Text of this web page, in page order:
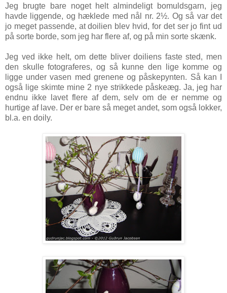
Jeg brugte bare noget helt almindeligt bomuldsgarn, jeg
havde liggende, og hæklede med nål nr. 2½. Og så var det
jo meget passende, at doilien blev hvid, for det ser jo fint ud
på sorte borde, som jeg har flere af, og på min sorte skænk.
Jeg ved ikke helt, om dette bliver doiliens faste sted, men
den skulle fotograferes, og så kunne den lige komme og
ligge under vasen med grenene og påskepynten. Så kan I
også lige skimte mine 2 nye strikkede påskeæg. Ja, jeg har
endnu ikke lavet flere af dem, selv om de er nemme og
hurtige af lave. Der er bare så meget andet, som også lokker,
bl.a. en doily.